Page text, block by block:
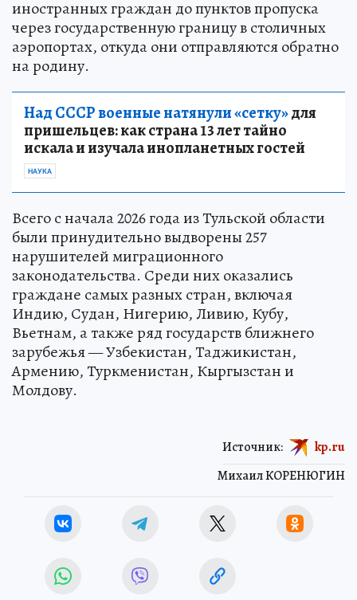
иностранных граждан до пунктов пропуска
через государственную границу в столичных
аэропортах, откуда они отправляются обратно
на родину.
Над СССР военные натянули «сетку»для
пришельцев: как страна 13 лет тайно
искала и изучала инопланетных гостей
НАУКА
Всего с начала 2026 года из Тульской области
были принудительно выдворены 257
нарушителей миграционного
законодательства. Среди них оказались
граждане самых разных стран, включая
Индию, Судан, Нигерию, Ливию, Кубу,
Вьетнам, а также ряд государств ближнего
зарубежья — Узбекистан, Таджикистан,
Армению, Туркменистан, Кыргызстан и
Молдову.
Михаил КОРЕНЮГИН
Источник: kp.ru